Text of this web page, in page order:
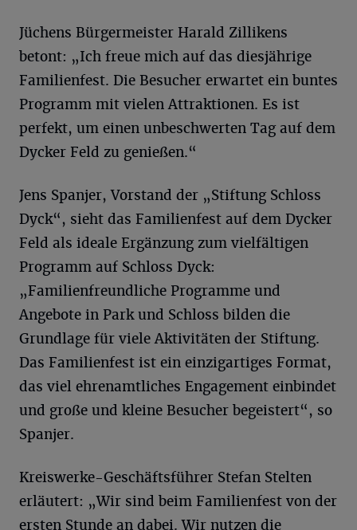
Jüchens Bürgermeister Harald Zillikens
betont: „Ich freue mich auf das diesjährige
Familienfest. Die Besucher erwartet ein buntes
Programm mit vielen Attraktionen. Es ist
perfekt, um einen unbeschwerten Tag auf dem
Dycker Feld zu genießen.“
Jens Spanjer, Vorstand der „Stiftung Schloss
Dyck“, sieht das Familienfest auf dem Dycker
Feld als ideale Ergänzung zum vielfältigen
Programm auf Schloss Dyck:
„Familienfreundliche Programme und
Angebote in Park und Schloss bilden die
Grundlage für viele Aktivitäten der Stiftung.
Das Familienfest ist ein einzigartiges Format,
das viel ehrenamtliches Engagement einbindet
und große und kleine Besucher begeistert“, so
Spanjer.
Kreiswerke-Geschäftsführer Stefan Stelten
erläutert: „Wir sind beim Familienfest von der
ersten Stunde an dabei. Wir nutzen die